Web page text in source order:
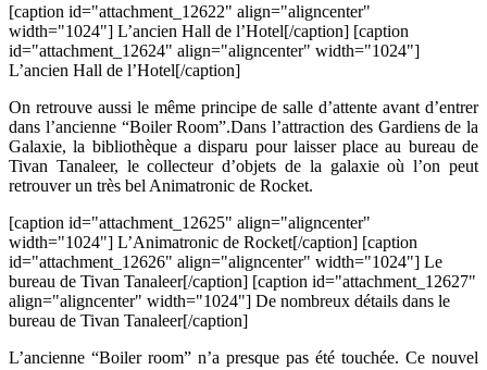
[caption id="attachment_12622" align="aligncenter"
width="1024"] L’ancien Hall de l’Hotel[/caption] [caption
id="attachment_12624" align="aligncenter" width="1024"]
L’ancien Hall de l’Hotel[/caption]
On retrouve aussi le même principe de salle d’attente avant d’entrer
dans l’ancienne “Boiler Room”.Dans l’attraction des Gardiens de la
Galaxie, la bibliothèque a disparu pour laisser place au bureau de
Tivan Tanaleer, le collecteur d’objets de la galaxie où l’on peut
retrouver un très bel Animatronic de Rocket.
[caption id="attachment_12625" align="aligncenter"
width="1024"] L’Animatronic de Rocket[/caption] [caption
id="attachment_12626" align="aligncenter" width="1024"] Le
bureau de Tivan Tanaleer[/caption] [caption id="attachment_12627"
align="aligncenter" width="1024"] De nombreux détails dans le
bureau de Tivan Tanaleer[/caption]
L’ancienne “Boiler room” n’a presque pas été touchée. Ce nouvel